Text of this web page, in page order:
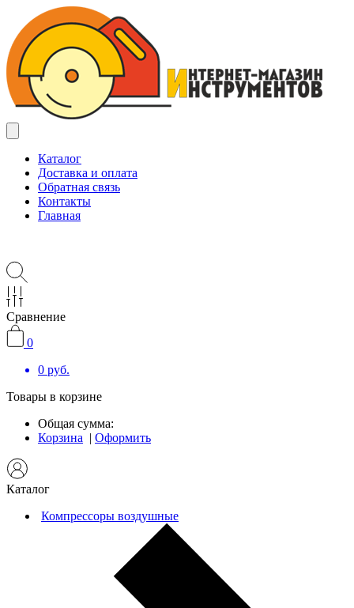
Каталог
Доставка и оплата
Обратная связь
Контакты
Главная
Сравнение
0
0 руб.
Товары в корзине
Общая сумма:
Корзина | Оформить
Каталог
Компрессоры воздушные